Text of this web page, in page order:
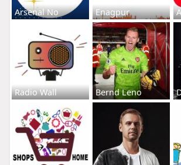
Arsenal No Enagpur
Radio Wall Bernd Leno